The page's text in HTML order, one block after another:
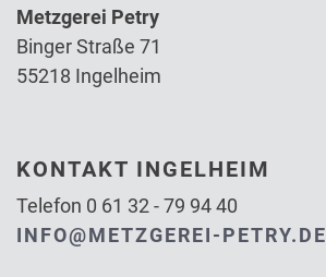
Metzgerei Petry
Binger Straße 71
55218 Ingelheim
KONTAKT INGELHEIM
Telefon 0 61 32 - 79 94 40
INFO@METZGEREI-PETRY.DE